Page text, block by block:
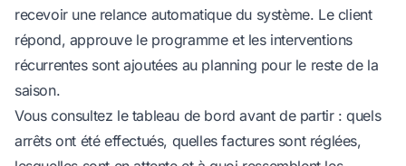
recevoir une relance automatique du système. Le client
répond, approuve le programme et les interventions
récurrentes sont ajoutées au planning pour le reste de la
saison.
Vous consultez le tableau de bord avant de partir : quels
arrêts ont été effectués, quelles factures sont réglées,